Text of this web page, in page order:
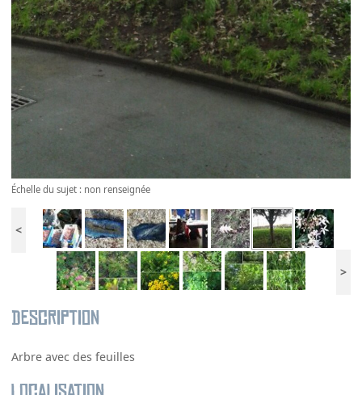
Échelle du sujet : non renseignée
<
>
Description
Arbre avec des feuilles